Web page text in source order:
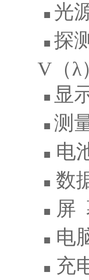
■ 光
■ 探
V（λ
■ 显
■ 测
■ 电
■ 数
■ 屏
■ 电
■ 充